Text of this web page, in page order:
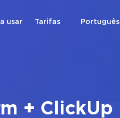
Português
usar Tarifas
+ ClickUp